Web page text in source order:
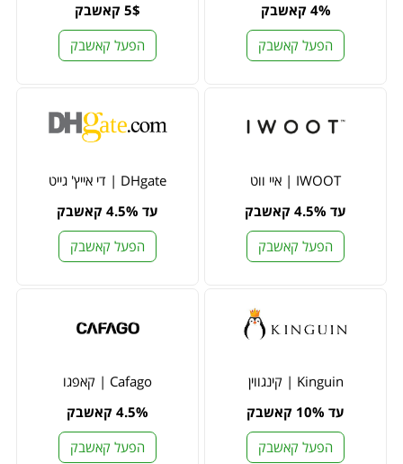
4% קאשבק
הפעל קאשבק
5$ קאשבק
הפעל קאשבק
IWOOT | איי ווט
עד 4.5% קאשבק
הפעל קאשבק
DHgate | די אייץ' גייט
עד 4.5% קאשבק
הפעל קאשבק
Kinguin | קינגווין
עד 10% קאשבק
הפעל קאשבק
Cafago | קאפגו
4.5% קאשבק
הפעל קאשבק